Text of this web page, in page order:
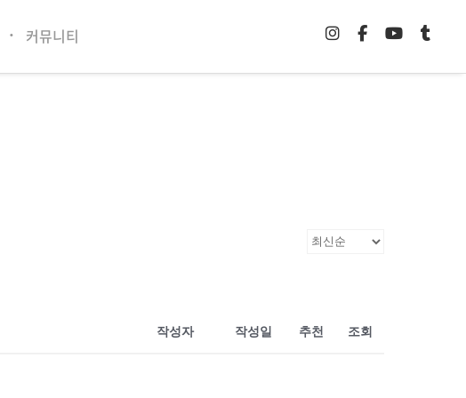
커뮤니티
작성자 작성일 추천 조회